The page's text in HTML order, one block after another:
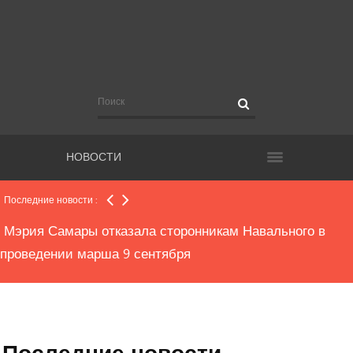
НОВОСТИ
Последние новости :
Взрыв на заводе . Погибли люди
80 часов обязательных работ за жестокое обращение с
Мэрия Самары отказала сторонникам Навального в
проведении марша 9 сентября